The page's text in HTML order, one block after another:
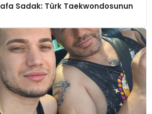
Sadak: Türk Taekwondosunun